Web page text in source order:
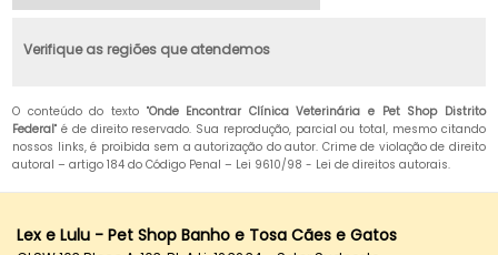
Verifique as regiões que atendemos
O conteúdo do texto "Onde Encontrar Clínica Veterinária e Pet Shop Distrito
Federal" é de direito reservado. Sua reprodução, parcial ou total, mesmo citando
nossos links, é proibida sem a autorização do autor. Crime de violação de direito
autoral – artigo 184 do Código Penal – Lei 9610/98 - Lei de direitos autorais.
Lex e Lulu - Pet Shop Banho e Tosa Cães e Gatos